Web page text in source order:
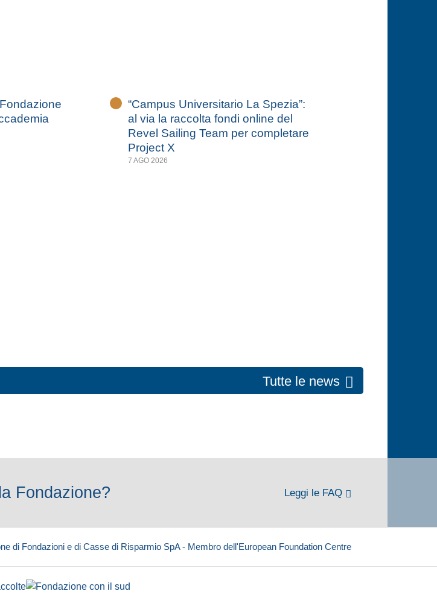
“Campus Universitario La Spezia”:
al via la raccolta fondi online del
Revel Sailing Team per completare
Project X
7 AGO 2026
Tutte le news
Fondazione? Leggi le FAQ
di Fondazioni e di Casse di Risparmio SpA - Membro dell'European Foundation Centre